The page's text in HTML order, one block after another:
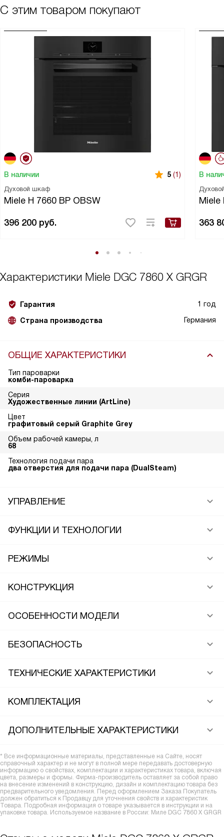
С этим товаром покупают
В наличии 5 (1)
Духовой шкаф
Miele H 7660 BP OBSW
396 200 руб.
В
Miele
363
Характеристики Miele DGC 7860 X GRGR
Гарантия 1 год
Страна производства Германия
ОБЩИЕ ХАРАКТЕРИСТИКИ
Тип пароварки
комби-пароварка
Серия
Художественные линии (ArtLine)
Цвет
графитовый серый Graphite Grey
Объем рабочей камеры, л
68
Технология подачи пара
два отверстия для подачи пара (DualSteam)
УПРАВЛЕНИЕ
ФУНКЦИИ И ТЕХНОЛОГИИ
РЕЖИМЫ
КОНСТРУКЦИЯ
ОСОБЕННОСТИ МОДЕЛИ
БЕЗОПАСНОСТЬ
ТЕХНИЧЕСКИЕ ХАРАКТЕРИСТИКИ
КОМПЛЕКТАЦИЯ
ДОПОЛНИТЕЛЬНЫЕ ХАРАКТЕРИСТИКИ
* Все информационные материалы, представленные на Сайте, носят
справочный характер и не могут в полной мере передавать достоверную
информацию о свойствах, комплектации и характеристиках товара, включая
цвета, размеры и формы. Фирма-производитель оставляет за собой право
на внесение изменений в конструкцию, дизайн и комплектацию товара без
предварительного уведомления. Перед оформлением Заказа Покупатель
должен обратиться к Продавцу для уточнения свойств и характеристик
Товара. Подробная информация о товаре указывается в инструкции и на
упаковке товара. Используемое название в России: Миле DGC 7860 X GRGR